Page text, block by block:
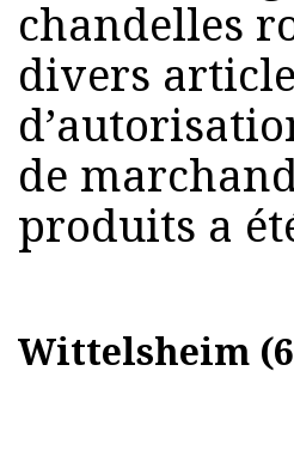
chandelles
divers
de
produits a
Wittelsheim